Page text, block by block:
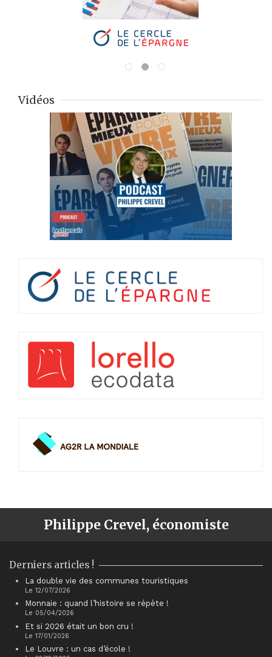
Vidéos
Philippe Crevel, économiste
Derniers articles !
La double vie des communes touristiques
Le 12/07/2026
Monnaie : quand l’histoire se répète !
Le 05/04/2026
Et si 2026 était un bon cru !
Le 17/01/2026
Le Louvre : un cas d’école !